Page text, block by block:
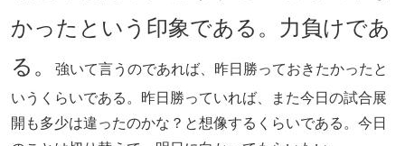
かったという印象である。力負けであ
る。
強いて言うのであれば、昨日勝っておきたかったと
いうくらいである。昨日勝っていれば、また今日の試合展
開も多少は違ったのかな？と想像するくらいである。今日